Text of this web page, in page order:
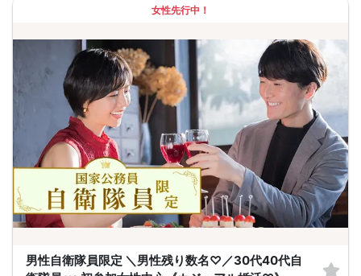
■飲食
アルコール/ソフトドリンク付き
女性先行中！
男性自衛隊員限定 ＼男性残り数名♡／30代40代自